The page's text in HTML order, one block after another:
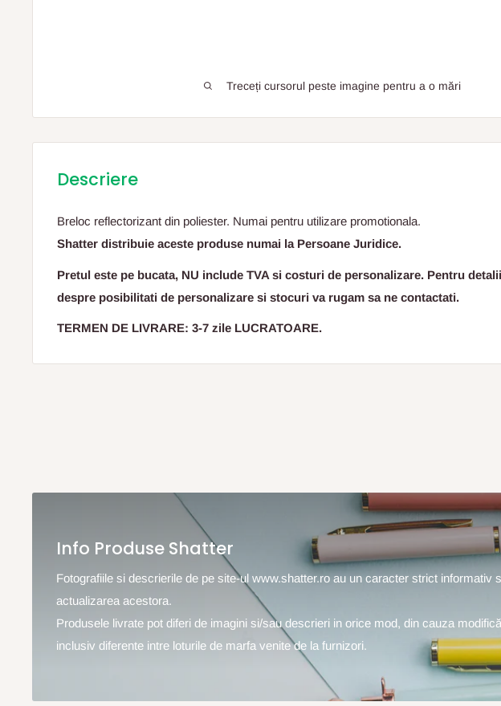
Treceți cursorul peste imagine pentru a o mări
Descriere
Breloc reflectorizant din poliester. Numai pentru utilizare promotionala.
Shatter distribuie aceste produse numai la Persoane Juridice.
Pretul este pe bucata, NU include TVA si costuri de personalizare. Pentru detalii
despre posibilitati de personalizare si stocuri va rugam sa ne contactati.
TERMEN DE LIVRARE: 3-7 zile LUCRATOARE.
Info Produse Shatter
Fotografiile si descrierile de pe site-ul www.shatter.ro au un caracter strict
actualizarea acestora.
Produsele livrate pot diferi de imagini si/sau descrieri in orice mod, din cauza
inclusiv diferente intre loturile de marfa venite de la furnizori.